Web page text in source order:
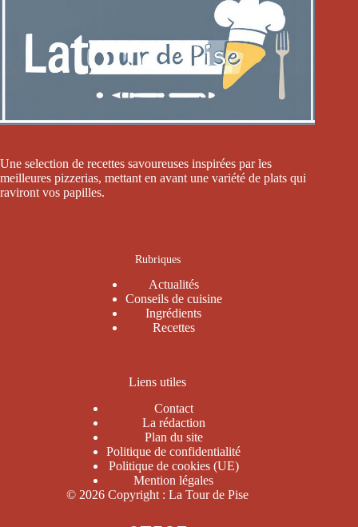
Une selection de recettes savoureuses inspirées par les
meilleures pizzerias, mettant en avant une variété de plats qui
raviront vos papilles.
Rubriques
Actualités
Conseils de cuisine
Ingrédients
Recettes
Liens utiles
Contact
La rédaction
Plan du site
Politique de confidentialité
Politique de cookies (UE)
Mention légales
© 2026 Copyright : La Tour de Pise